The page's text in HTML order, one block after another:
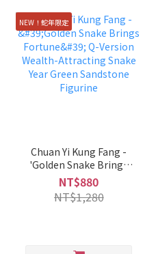
NEW！蛇年限定
Chuan Yi Kung Fang -
'Golden Snake Brings
Fortune' Q-Version
Wealth-Attracting
Snake Year Green
NT$880
NT$1,280